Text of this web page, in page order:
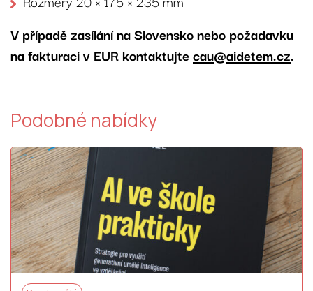
V případě zasílání na Slovensko nebo požadavku
na fakturaci v EUR kontaktujtecau@aidetem.cz.
Podobné nabídky